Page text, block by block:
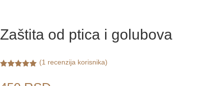
Zaštita od ptica i golubova
(1 recenzija korisnika)